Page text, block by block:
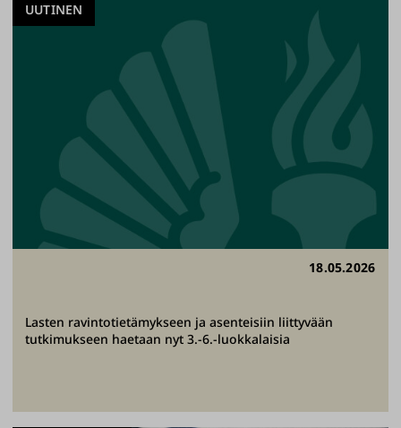
18.05.2026
Lasten ravintotietämykseen ja asenteisiin liittyvään
tutkimukseen haetaan nyt 3.-6.-luokkalaisia
UUTINEN